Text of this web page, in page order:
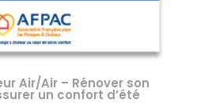
Air/Air – Rénover son
un confort d’été